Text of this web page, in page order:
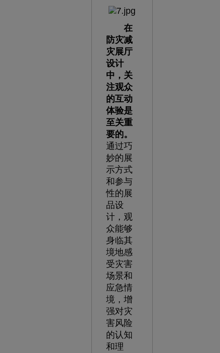
在
防灾减
灾展厅
设计
中，关
注观众
的互动
体验是
至关重
要的。
通过巧
妙的展
示方式
和参与
性的展
品设
计，观
众能够
身临其
境地感
受灾害
场景和
应急情
境，增
强对灾
害风险
的认知
和理